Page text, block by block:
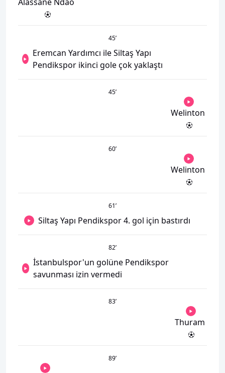
45’
Eremcan Yardımcı ile Siltaş Yapı
Pendikspor ikinci gole çok yaklaştı
45’
Welinton
60’
Welinton
61’
Siltaş Yapı Pendikspor 4. gol için bastırdı
82’
İstanbulspor'un golüne Pendikspor
savunması izin vermedi
83’
Thuram
89’